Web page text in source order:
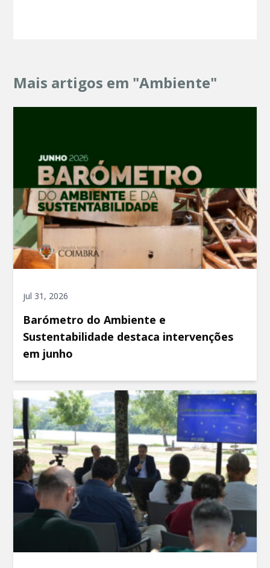
Mais artigos em "Ambiente"
jul 31, 2026
Barómetro do Ambiente e
Sustentabilidade destaca intervenções
em junho